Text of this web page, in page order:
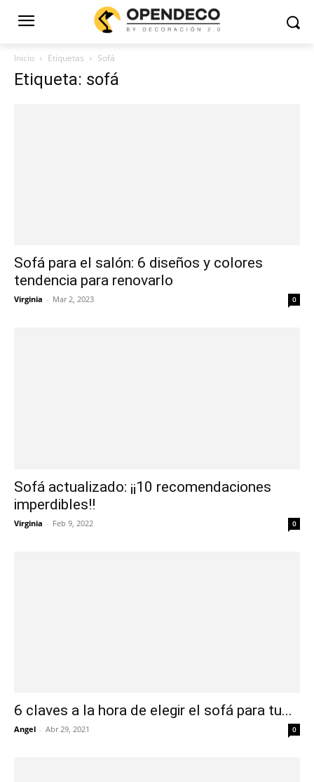
Inicio Etiquetas Sofá
Etiqueta: sofá
Sofá para el salón: 6 diseños y colores
tendencia para renovarlo
Virginia - Mar 2, 2023 0
Sofá actualizado: ¡¡10 recomendaciones
imperdibles!!
Virginia - Feb 9, 2022 0
6 claves a la hora de elegir el sofá para tu...
Angel - Abr 29, 2021 0